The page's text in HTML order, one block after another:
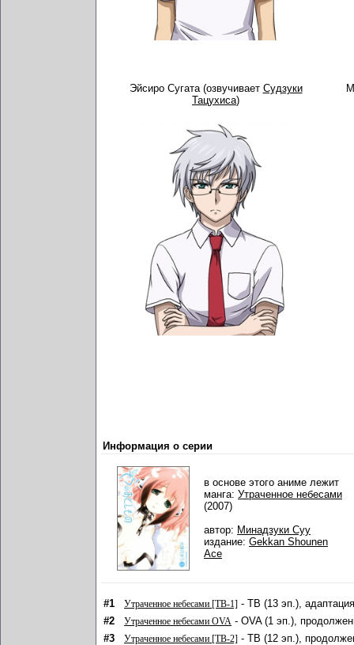
Эйсиро Сугата (озвучивает Судзуки
Тацухиса)
Информация о серии
в основе этого аниме лежит
манга: Утраченное небесами
(2007)
автор: Минадзуки Суу
издание: Gekkan Shounen
Ace
#1 Утраченное небесами [ТВ-1] - ТВ (13 эп.),
#2
Утраченное небесами OVA - OVA (1 эп.),
#3
Утраченное небесами [ТВ-2] - ТВ (12 эп.),